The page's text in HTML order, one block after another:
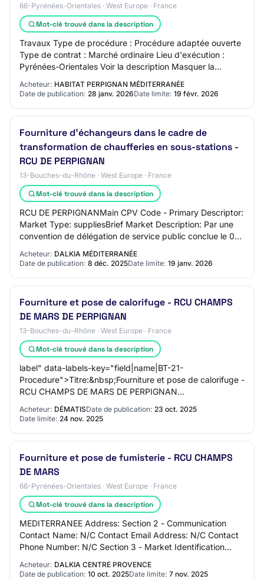
66-Pyrénées-Orientales · West Europe · France
Mot-clé trouvé dans la description
Travaux Type de procédure : Procédure adaptée ouverte
Type de contrat : Marché ordinaire Lieu d'exécution :
Pyrénées-Orientales Voir la description Masquer la
description Temps restant 16 heure(s) 41…
Acheteur: HABITAT PERPIGNAN MÉDITERRANÉE
Date de publication: 28 janv. 2026Date limite: 19 févr. 2026
Fourniture d'échangeurs dans le cadre de
transformation de chaufferies en sous-stations -
RCU DE PERPIGNAN
13-Bouches-du-Rhône · West Europe · France
Mot-clé trouvé dans la description
RCU DE PERPIGNANMain CPV Code - Primary Descriptor:
Market Type: suppliesBrief Market Description: Par une
convention de délégation de service public conclue le 01
Juillet 2022, la collectivité de la…
Acheteur: DALKIA MÉDITERRANÉE
Date de publication: 8 déc. 2025Date limite: 19 janv. 2026
Fourniture et pose de calorifuge - RCU CHAMPS
DE MARS DE PERPIGNAN
13-Bouches-du-Rhône · West Europe · France
Mot-clé trouvé dans la description
label" data-labels-key="field|name|BT-21-
Procedure">Titre:&nbsp;Fourniture et pose de calorifuge -
RCU CHAMPS DE MARS DE PERPIGNAN
Description:&nbsp;La société DALKIA en délégation de
service public,…
Acheteur: DÉMATISDate de publication: 23 oct. 2025
Date limite: 24 nov. 2025
Fourniture et pose de fumisterie - RCU CHAMPS
DE MARS
66-Pyrénées-Orientales · West Europe · France
Mot-clé trouvé dans la description
MEDITERRANEE Address: Section 2 - Communication
Contact Name: N/C Contact Email Address: N/C Contact
Phone Number: N/C Section 3 - Market Identification
Acheteur: DALKIA CENTRE PROVENCE
Date de publication: 10 oct. 2025Date limite: 7 nov. 2025